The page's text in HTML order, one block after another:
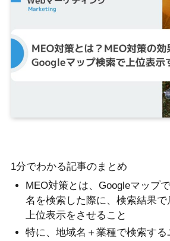
1分でわかる記事のまとめ
MEO対策とは、Googleマップ
名を検索した際に、検索結果
上位表示をさせること
特に、地域名＋業種で検索する